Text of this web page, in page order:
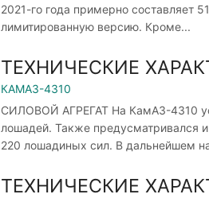
2021-го года примерно составляет
лимитированную версию. Кроме...
ТЕХНИЧЕСКИЕ
КАМАЗ-4310
СИЛОВОЙ АГРЕГАТ На КамАЗ-4310
лошадей. Также предусматривался
220 лошадиных сил. В дальнейшем
ТЕХНИЧЕСКИЕ